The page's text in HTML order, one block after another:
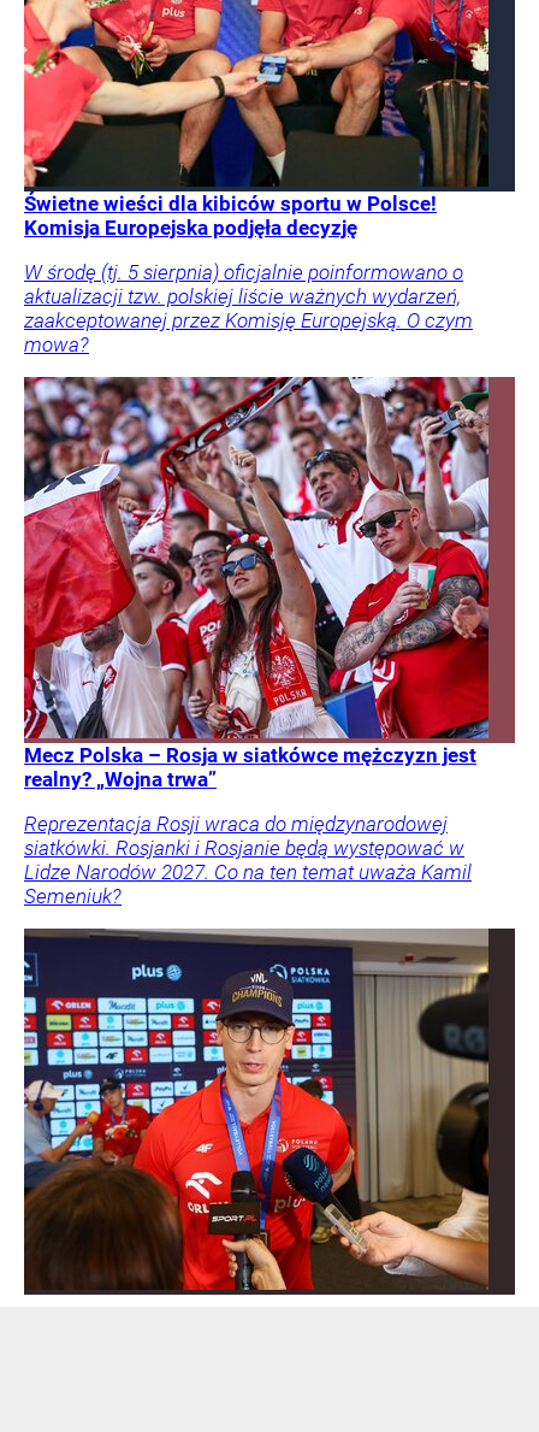
Świetne wieści dla kibiców sportu w Polsce!
Komisja Europejska podjęła decyzję
W środę (tj. 5 sierpnia) oficjalnie poinformowano o
aktualizacji tzw. polskiej liście ważnych wydarzeń,
zaakceptowanej przez Komisję Europejską. O czym
mowa?
Mecz Polska – Rosja w siatkówce mężczyzn jest
realny? „Wojna trwa”
Reprezentacja Rosji wraca do międzynarodowej
siatkówki. Rosjanki i Rosjanie będą występować w
Lidze Narodów 2027. Co na ten temat uważa Kamil
Semeniuk?